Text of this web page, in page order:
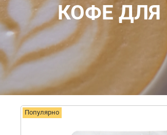
КОФЕ
Популярно